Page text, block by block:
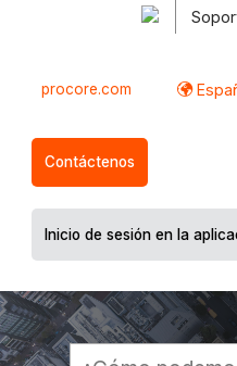
procore.com
Contáctenos
Inicio de sesión en la